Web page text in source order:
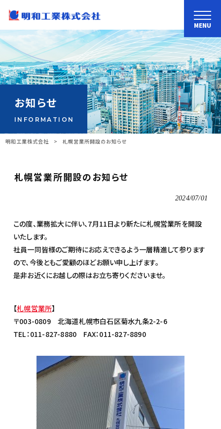
MENU
お知らせ
INFORMATION
明和工業株式会社 > 札幌営業所開設のお知らせ
札幌営業所開設のお知らせ
2024/07/01
この度、業務拡大に伴い、7月11日より新たに札幌営業所を開設
いたします。
社員一同皆様のご期待にお応えできるよう一層精進して参ります
ので、今後ともご愛顧のほどお願い申し上げます。
是非お近くにお越しの際はお立ち寄りくださいませ。
【札幌営業所】
〒003-0809 北海道札幌市白石区菊水九条2-2-6
TEL：011-827-8880 FAX：011-827-8890